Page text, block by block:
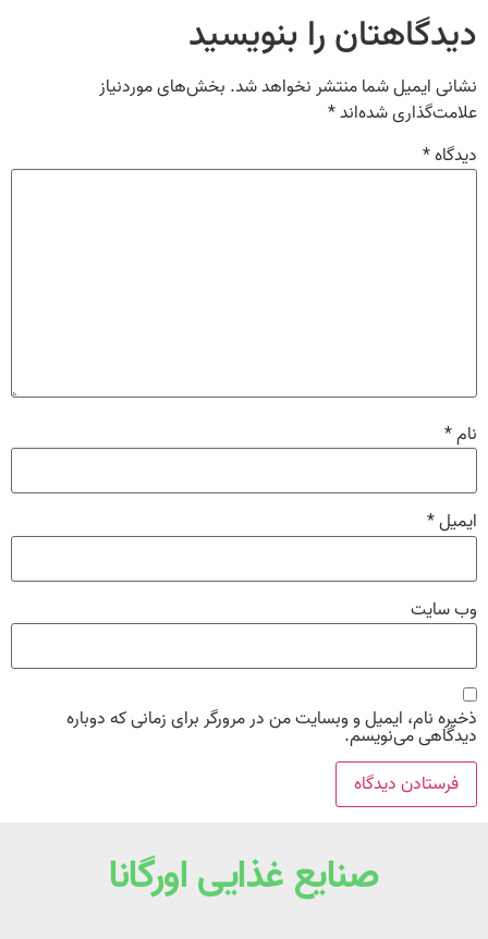
دیدگاهتان را بنویسید
نشانی ایمیل شما منتشر نخواهد شد. بخش‌های موردنیاز
علامت‌گذاری شده‌اند*
دیدگاه*
نام*
ایمیل*
وب‌ سایت
ذخیره نام، ایمیل و وبسایت من در مرورگر برای زمانی که دوباره
دیدگاهی می‌نویسم.
صنایع غذایی اورگانا